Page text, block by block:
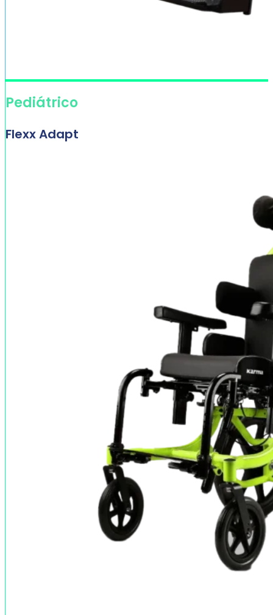
Pediátrico
Flexx Adapt